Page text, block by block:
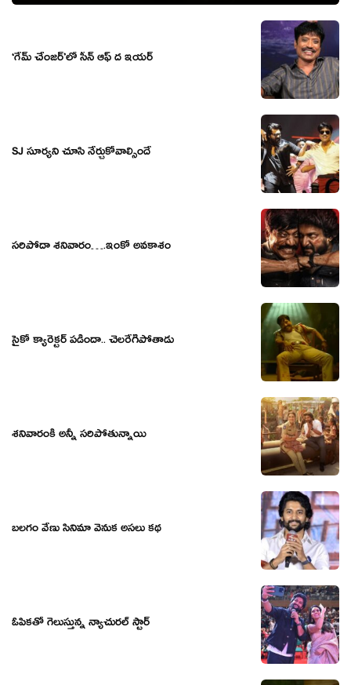
‘గేమ్ చేంజర్’లో సీన్ ఆఫ్ ద ఇయర్
SJ సూర్యని చూసి నేర్చుకోవాల్సిందే
సరిపోదా శనివారం….ఇంకో అవకాశం
సైకో క్యారెక్టర్ పడిందా.. చెలరేగిపోతాడు
శనివారంకి అన్నీ సరిపోతున్నాయి
బలగం వేణు సినిమా వెనుక అసలు కథ
ఓపికతో గెలుస్తున్న న్యాచురల్ స్టార్